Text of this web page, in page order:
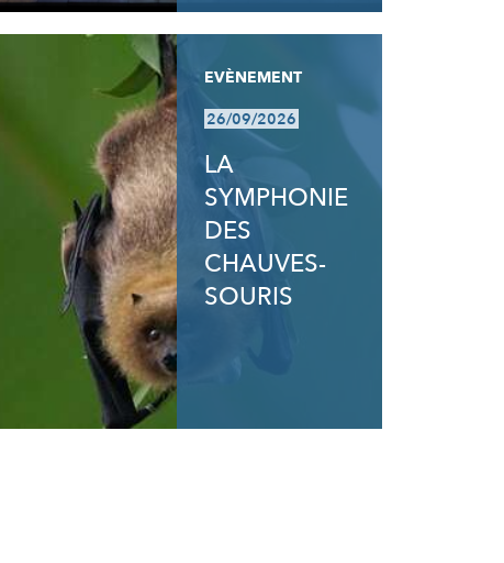
EVÈNEMENT
26/09/2026
LA
SYMPHONIE
DES
CHAUVES-
SOURIS